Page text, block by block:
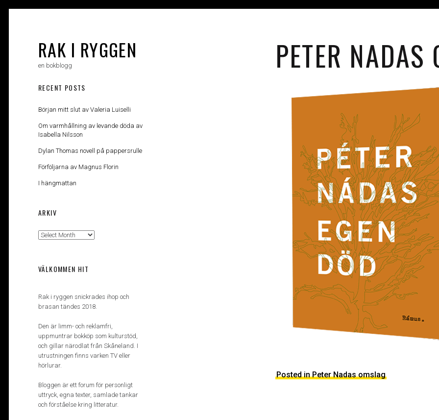
RAK I RYGGEN
en bokblogg PETER NADAS
Posted in Peter Nadas omslag
RECENT POSTS
Början mitt slut av Valeria Luiselli
Om varmhållning av levande döda av
Isabella Nilsson
Dylan Thomas novell på pappersrulle
Förföljarna av Magnus Florin
I hängmattan
ARKIV
Arkiv
VÄLKOMMEN HIT
Rak i ryggen snickrades ihop och
brasan tändes 2018.
Den är limm- och reklamfri,
uppmuntrar bokköp som kulturstöd,
och gillar närodlat från Skåneland. I
utrustningen finns varken TV eller
hörlurar.
Bloggen är ett forum för personligt
uttryck, egna texter, samlade tankar
och förståelse kring litteratur.